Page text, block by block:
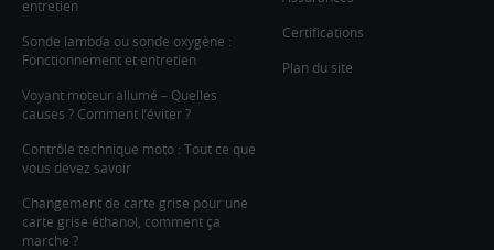
entretien
Sonde lambda ou sonde oxygène :
Fonctionnement et entretien
Voyant moteur allumé – Quelles
causes ? Comment l’éviter ?
Contrôle technique moto : Tout ce que
vous devez savoir
Changement de carte grise pour une
carte grise éthanol, comment ça
marche ?
Certifications
Plan du site